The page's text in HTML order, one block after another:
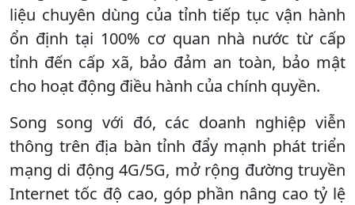
liệu chuyên dùng của tỉnh tiếp tục vận hành
ổn định tại 100% cơ quan nhà nước từ cấp
tỉnh đến cấp xã, bảo đảm an toàn, bảo mật
cho hoạt động điều hành của chính quyền.
Song song với đó, các doanh nghiệp viễn
thông trên địa bàn tỉnh đẩy mạnh phát triển
mạng di động 4G/5G, mở rộng đường truyền
Internet tốc độ cao, góp phần nâng cao tỷ lệ